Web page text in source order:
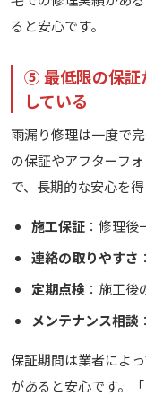
ると安心です。
⑤ 最低限の保証
している
雨漏り修理は一度で
の保証やアフターフ
で、長期的な安心を得
施工保証：修理後
連絡の取りやすさ
定期点検：施工後
メンテナンス相談
保証期間は業者によ
があると安心です。